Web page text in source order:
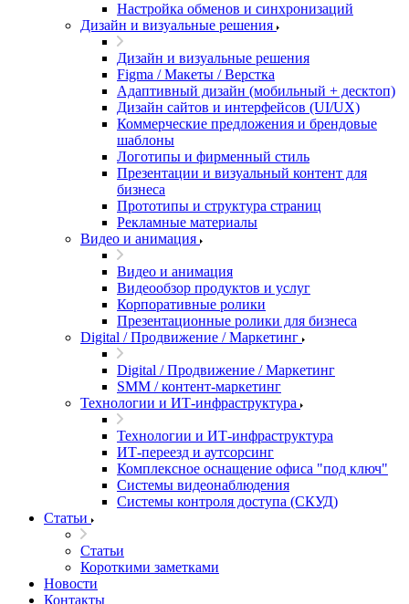
Настройка обменов и синхронизаций
Дизайн и визуальные решения
Дизайн и визуальные решения
Figma / Макеты / Верстка
Адаптивный дизайн (мобильный + десктоп)
Дизайн сайтов и интерфейсов (UI/UX)
Коммерческие предложения и брендовые
шаблоны
Логотипы и фирменный стиль
Презентации и визуальный контент для
бизнеса
Прототипы и структура страниц
Рекламные материалы
Видео и анимация
Видео и анимация
Видеообзор продуктов и услуг
Корпоративные ролики
Презентационные ролики для бизнеса
Digital / Продвижение / Маркетинг
Digital / Продвижение / Маркетинг
SMM / контент-маркетинг
Технологии и ИТ-инфраструктура
Технологии и ИТ-инфраструктура
ИТ-переезд и аутсорсинг
Комплексное оснащение офиса "под ключ"
Системы видеонаблюдения
Системы контроля доступа (СКУД)
Статьи
Статьи
Короткими заметками
Новости
Контакты